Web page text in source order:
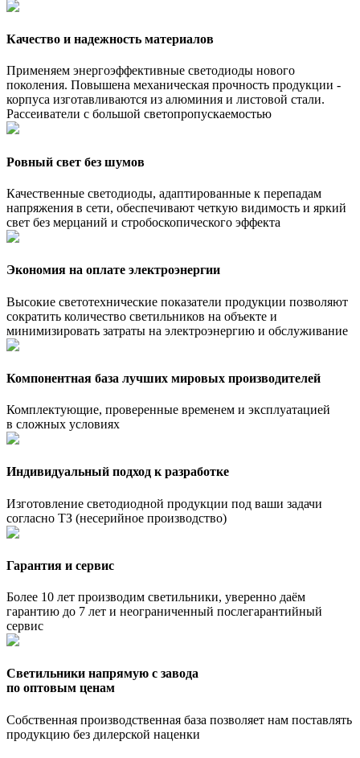
Качество и надежность материалов
Применяем энергоэффективные светодиоды нового
поколения. Повышена механическая прочность продукции -
корпуса изготавливаются из алюминия и листовой стали.
Рассеиватели с большой светопропускаемостью
Ровный свет без шумов
Качественные светодиоды, адаптированные к перепадам
напряжения в сети, обеспечивают четкую видимость и яркий
свет без мерцаний и стробоскопического эффекта
Экономия на оплате электроэнергии
Высокие светотехнические показатели продукции позволяют
сократить количество светильников на объекте и
минимизировать затраты на электроэнергию и обслуживание
Компонентная база лучших мировых производителей
Комплектующие, проверенные временем и эксплуатацией
в сложных условиях
Индивидуальный подход к разработке
Изготовление светодиодной продукции под ваши задачи
согласно ТЗ (несерийное производство)
Гарантия и сервис
Более 10 лет производим светильники, уверенно даём
гарантию до 7 лет и неограниченный послегарантийный
сервис
Светильники напрямую с завода
по оптовым ценам
Собственная производственная база позволяет нам поставлять
продукцию без дилерской наценки